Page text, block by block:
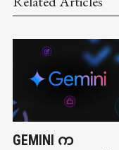
GEMINI က